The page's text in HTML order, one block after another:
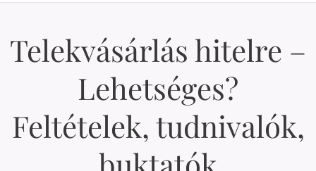
Telekvásárlás hitelre –
Lehetséges?
Feltételek, tudnivalók,